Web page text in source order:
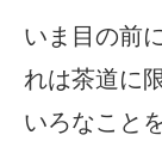
いま目の前
れは茶道に
いろなこと